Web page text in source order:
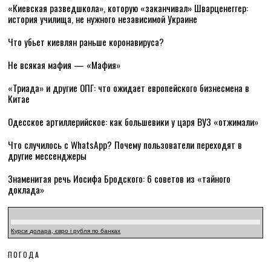
«Киевская разведшкола», которую «заканчивал» Шварценеггер:
история училища, не нужного независимой Украине
Что убьет киевлян раньше коронавируса?
Не всякая мафия — «Мафия»
«Триада» и другие ОПГ: что ожидает европейского бизнесмена в
Китае
Одесское артиллерийское: как большевики у царя ВУЗ «отжимали»
Что случилось с WhatsApp? Почему пользователи переходят в
другие мессенджеры
Знаменитая речь Иосифа Бродского: 6 советов из «тайного
доклада»
Курси долара, євро і рубля по банках
ПОГОДА